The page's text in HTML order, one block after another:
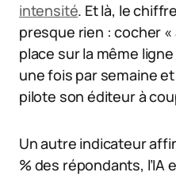
intensité. Et là, le
presque rien : cocher «
place sur la même
une fois par semaine
pilote son éditeur à
Un autre indicateur
% des répondants,